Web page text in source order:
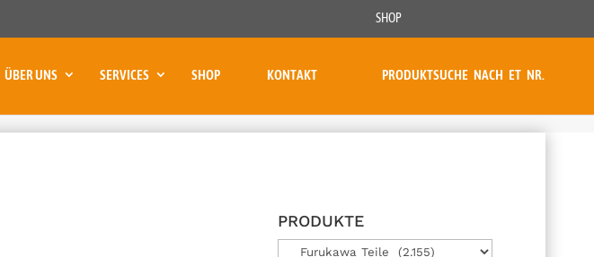
SHOP
ÜBER UNS SERVICES SHOP KONTAKT PRODUKTSUCHE NACH ET NR.
PRODUKTE